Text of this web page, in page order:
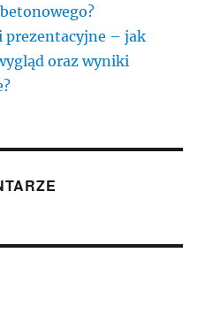
prezentacyjne – jak
oraz wyniki